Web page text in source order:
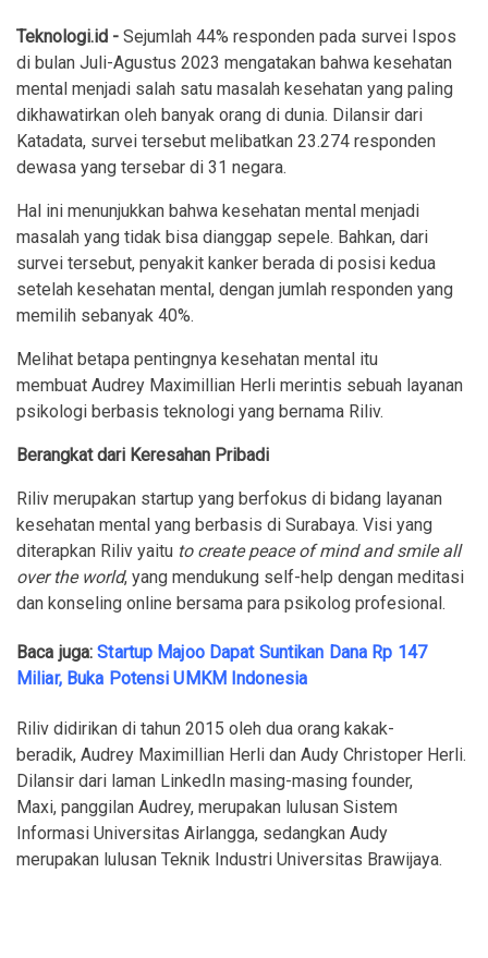
Teknologi.id - Sejumlah 44% responden pada survei Ispos
di bulan Juli-Agustus 2023 mengatakan bahwa kesehatan
mental menjadi salah satu masalah kesehatan yang paling
dikhawatirkan oleh banyak orang di dunia. Dilansir dari
Katadata, survei tersebut melibatkan 23.274 responden
dewasa yang tersebar di 31 negara.
Hal ini menunjukkan bahwa kesehatan mental menjadi
masalah yang tidak bisa dianggap sepele. Bahkan, dari
survei tersebut, penyakit kanker berada di posisi kedua
setelah kesehatan mental, dengan jumlah responden yang
memilih sebanyak 40%.
Melihat betapa pentingnya kesehatan mental itu
membuat Audrey Maximillian Herli merintis sebuah layanan
psikologi berbasis teknologi yang bernama Riliv.
Berangkat dari Keresahan Pribadi
Riliv merupakan startup yang berfokus di bidang layanan
kesehatan mental yang berbasis di Surabaya. Visi yang
diterapkan Riliv yaitu to create peace of mind and smile all
over the world, yang mendukung self-help dengan meditasi
dan konseling online bersama para psikolog profesional.
Baca juga:Startup Majoo Dapat Suntikan Dana Rp 147
Miliar, Buka Potensi UMKM Indonesia
Riliv didirikan di tahun 2015 oleh dua orang kakak-
beradik, Audrey Maximillian Herli dan Audy Christoper Herli.
Dilansir dari laman LinkedIn masing-masing founder,
Maxi, panggilan Audrey, merupakan lulusan Sistem
Informasi Universitas Airlangga, sedangkan Audy
merupakan lulusan Teknik Industri Universitas Brawijaya.